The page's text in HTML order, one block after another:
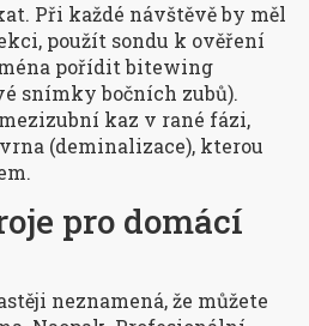
Při každé návštěvě by měl
použít sondu k ověření
pořídit bitewing
snímky bočních zubů).
kaz v rané fázi,
(deminalizace), kterou
pro domácí
neznamená, že můžete